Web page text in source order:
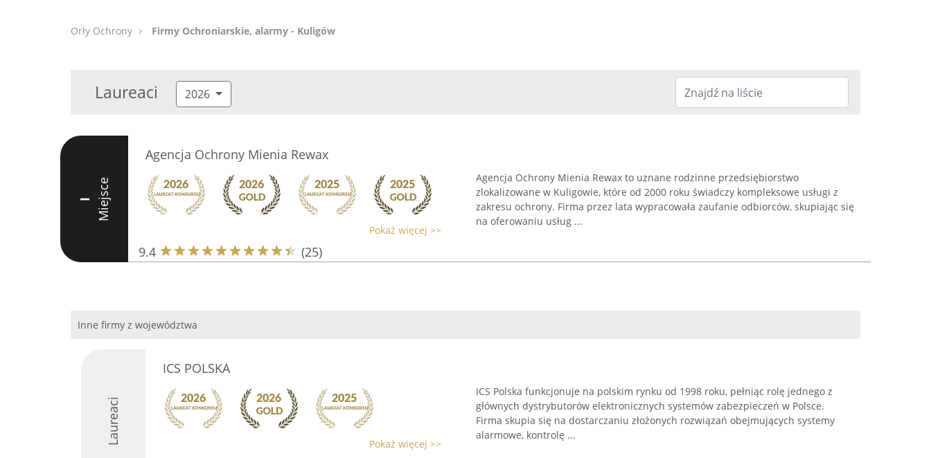
Orły Ochrony Firmy Ochroniarskie, alarmy - Kuligów
Laureaci 2026
I Miejsce
Agencja Ochrony Mienia Rewax
Pokaż więcej >>
9.4 (25)
Agencja Ochrony Mienia Rewax to uznane rodzinne przedsiębiorstwo
zlokalizowane w Kuligowie, które od 2000 roku świadczy kompleksowe usługi z
zakresu ochrony. Firma przez lata wypracowała zaufanie odbiorców, skupiając się
na oferowaniu usług ...
Inne firmy z województwa
Laureaci
ICS POLSKA
Pokaż więcej >>
ICS Polska funkcjonuje na polskim rynku od 1998 roku, pełniąc rolę jednego z
głównych dystrybutorów elektronicznych systemów zabezpieczeń w Polsce.
Firma skupia się na dostarczaniu złożonych rozwiązań obejmujących systemy
alarmowe, kontrolę ...